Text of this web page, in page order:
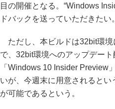
目の開催となる。“Windows
ドバックを送っていただきたい。
ただし、本ビルドは32bit環境
で、32bit環境へのアップデー
「Windows 10 Insider Preview
いが、今週末に用意されるとい
が可能であるという。